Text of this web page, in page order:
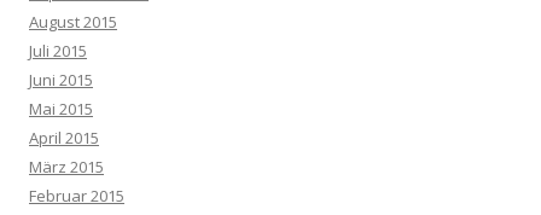
August 2015
Juli 2015
Juni 2015
Mai 2015
April 2015
März 2015
Februar 2015